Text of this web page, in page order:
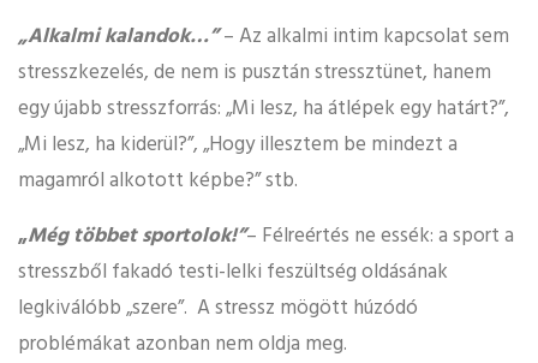
„Alkalmi kalandok…”– Az alkalmi intim kapcsolat sem
stresszkezelés, de nem is pusztán stressztünet, hanem
egy újabb stresszforrás: „Mi lesz, ha átlépek egy határt?”,
„Mi lesz, ha kiderül?”, „Hogy illesztem be mindezt a
magamról alkotott képbe?” stb.
„Még többet sportolok!”– Félreértés ne essék: a sport a
stresszből fakadó testi-lelki feszültség oldásának
legkiválóbb „szere”. A stressz mögött húzódó
problémákat azonban nem oldja meg.